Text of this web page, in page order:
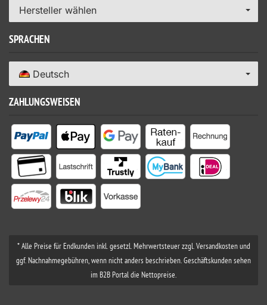
Hersteller wählen
SPRACHEN
Deutsch
ZAHLUNGSWEISEN
* Alle Preise für Endkunden inkl. gesetzl. Mehrwertsteuer zzgl. Versandkosten und
ggf. Nachnahmegebühren, wenn nicht anders beschrieben. Geschäftskunden sehen
im B2B Portal die Nettopreise.